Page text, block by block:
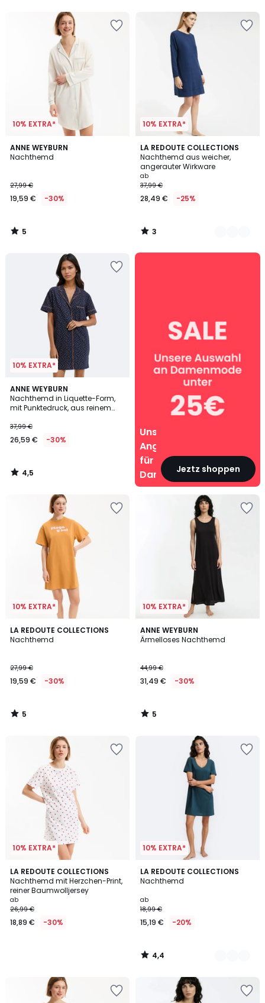
10% EXTRA*
ANNE WEYBURN
Nachthemd
27,99 €
19,59 € -30%
5
/
5
/
10% EXTRA*
LA REDOUTE COLLECTIONS
Nachthemd aus weicher,
angerauter Wirkware
ab
37,99 €
28,49 € -25%
3
/
5
2
Farben
3
/
10% EXTRA*
ANNE WEYBURN
Nachthemd in Liquette-Form,
mit Punktedruck, aus reinem
37,99 €
26,59 € -30%
4,5
/ 5
4,5
/
Unsere
Angebote
für
Damen
Jeztz shoppen
Unsere
10% EXTRA*
LA REDOUTE COLLECTIONS
Nachthemd
27,99 €
19,59 € -30%
5
/
5
/
10% EXTRA*
ANNE WEYBURN
Ärmelloses Nachthemd
44,99 €
31,49 € -30%
5
/
5
/
10% EXTRA*
LA REDOUTE COLLECTIONS
Nachthemd mit Herzchen-Print,
reiner Baumwolljersey
ab
26,99 €
18,89 € -30%
10% EXTRA*
LA REDOUTE COLLECTIONS
Nachthemd
ab
18,99 €
15,19 € -20%
4,4
/ 5
2
Farben
4,4
/